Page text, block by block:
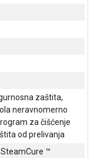
zaštita,
neravnomerno
za čišćenje
od prelivanja
™